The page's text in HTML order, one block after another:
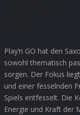
Play’n GO hat den
sowohl thematisch
sorgen. Der Fokus
und einer fesselnden
Spiels entfesselt. Die
Energie und Kraft der